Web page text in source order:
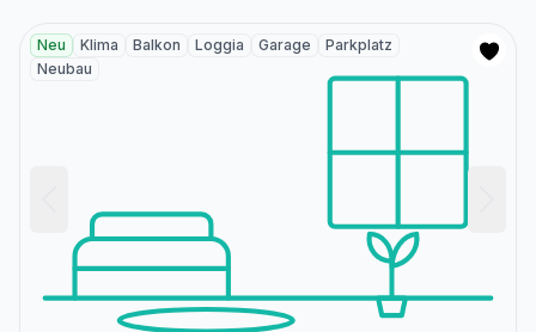
Neu Klima Balkon Loggia Garage
Parkplatz
Neubau